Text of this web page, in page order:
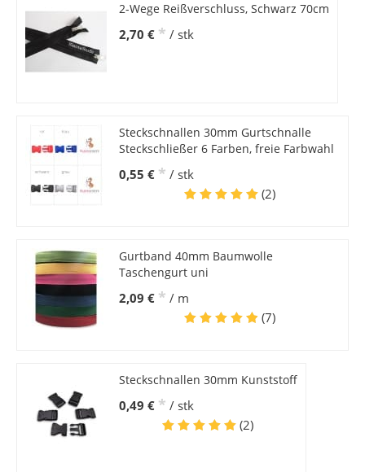
2-Wege Reißverschluss, Schwarz 70cm
2,70 € * / stk
Steckschnallen 30mm Gurtschnalle
Steckschließer 6 Farben, freie Farbwahl
0,55 € * / stk
(2)
Gurtband 40mm Baumwolle
Taschengurt uni
2,09 € * / m
(7)
Steckschnallen 30mm Kunststoff
0,49 € * / stk
(2)